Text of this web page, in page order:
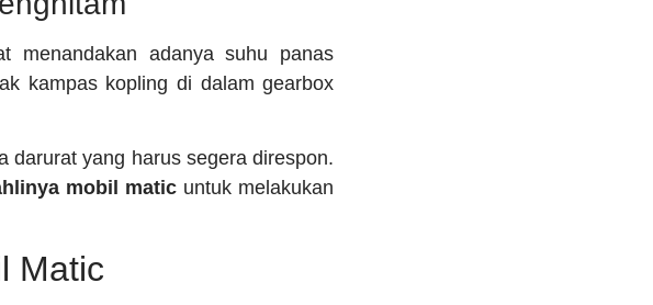
menandakan adanya suhu panas
kampas kopling di dalam gearbox
darurat yang harus segera direspon.
mobil matic untuk melakukan
Matic